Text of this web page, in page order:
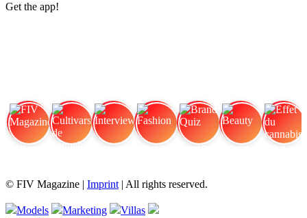
Get the app!
© FIV Magazine | Imprint | All rights reserved.
Models Marketing
Villas